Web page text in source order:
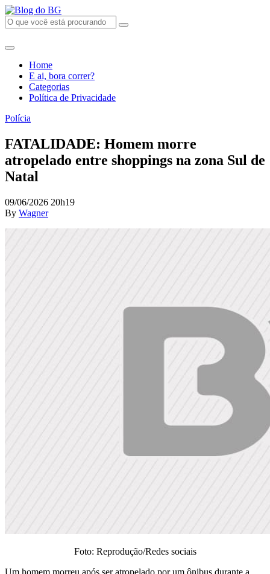
Home
E ai, bora correr?
Categorias
Política de Privacidade
Polícia
FATALIDADE: Homem morre
atropelado entre shoppings na zona Sul de
Natal
09/06/2026 20h19
By Wagner
Foto: Reprodução/Redes sociais
Um homem morreu após ser atropelado por um ônibus durante a